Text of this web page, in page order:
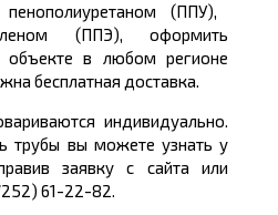
(ППУ),
(ППЭ), оформить
объекте в любом регионе
бесплатная доставка.
индивидуально.
трубы вы можете узнать у
заявку с сайта или
61-22-82.